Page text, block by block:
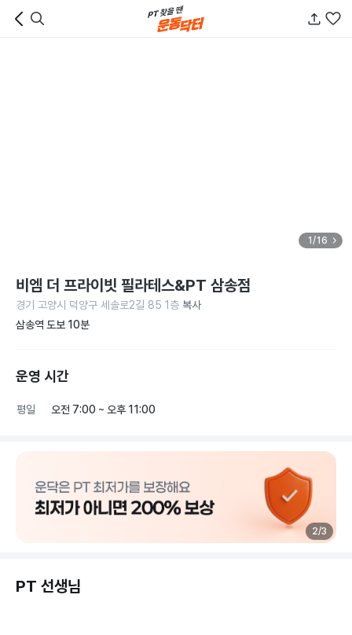
1/16
비엠 더 프라이빗 필라테스&PT 삼송점
경기 고양시 덕양구 세솔로2길 85 1층 복사
삼송역 도보 10분
운영 시간
평일 오전 7:00 ~ 오후 11:00
2/3
PT 선생님